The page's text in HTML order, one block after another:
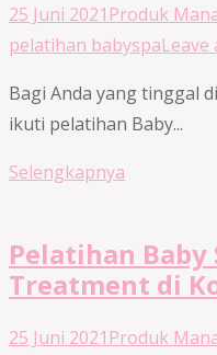
25 Juni 2021 Produk
pelatihan babyspaLeave
Bagi Anda yang tinggal
ikuti pelatihan Baby...
Selengkapnya
Pelatihan
Treatment di
25 Juni 2021 Produk